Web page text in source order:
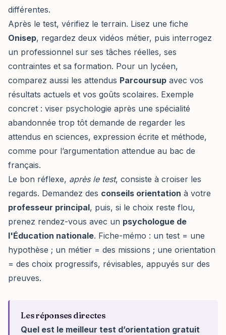
différentes.
Après le test, vérifiez le terrain. Lisez une fiche
Onisep, regardez deux vidéos métier, puis interrogez
un professionnel sur ses tâches réelles, ses
contraintes et sa formation. Pour un lycéen,
comparez aussi les attendus Parcoursup avec vos
résultats actuels et vos goûts scolaires. Exemple
concret : viser psychologie après une spécialité
abandonnée trop tôt demande de regarder les
attendus en sciences, expression écrite et méthode,
comme pour l’argumentation attendue au bac de
français.
Le bon réflexe, après le test, consiste à croiser les
regards. Demandez des conseils orientation à votre
professeur principal, puis, si le choix reste flou,
prenez rendez-vous avec un psychologue de
l'Éducation nationale. Fiche-mémo : un test = une
hypothèse ; un métier = des missions ; une orientation
= des choix progressifs, révisables, appuyés sur des
preuves.
Les réponses directes
Quel est le meilleur test d’orientation gratuit